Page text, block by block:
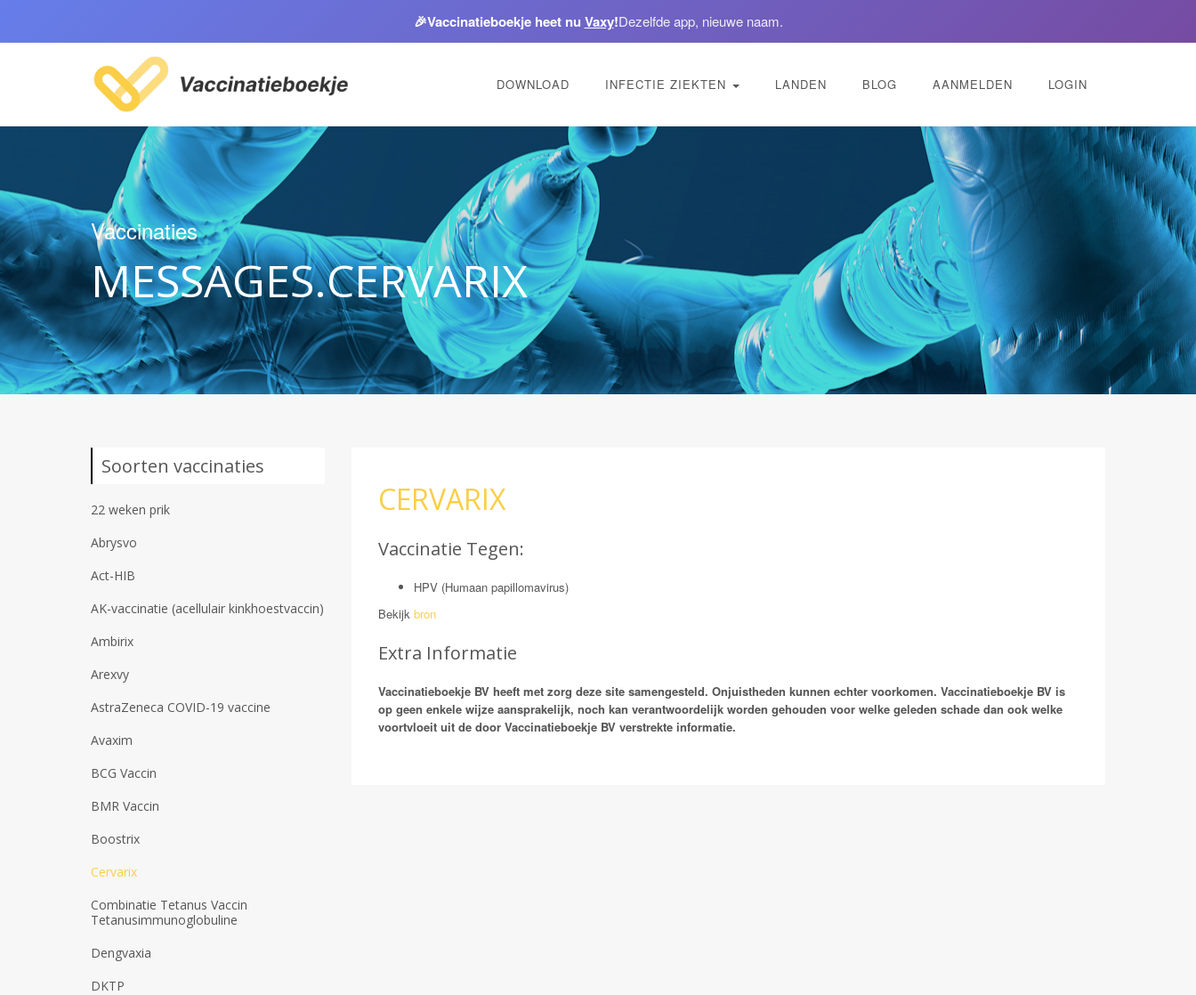
🎉Vaccinatieboekje heet nu Vaxy!Dezelfde app, nieuwe naam.
DOWNLOAD INFECTIE ZIEKTEN LANDEN BLOG AANMELDEN LOGIN
Vaccinaties
MESSAGES.CERVARIX
Soorten vaccinaties
22 weken prik
Abrysvo
Act-HIB
AK-vaccinatie (acellulair kinkhoestvaccin)
Ambirix
Arexvy
AstraZeneca COVID-19 vaccine
Avaxim
BCG Vaccin
BMR Vaccin
Boostrix
Cervarix
Combinatie Tetanus Vaccin
Tetanusimmunoglobuline
Dengvaxia
DKTP
CERVARIX
Vaccinatie Tegen:
HPV (Humaan papillomavirus)
Bekijk bron
Extra Informatie
Vaccinatieboekje BV heeft met zorg deze site samengesteld. Onjuistheden kunnen echter voorkomen. Vaccinatieboekje BV is
op geen enkele wijze aansprakelijk, noch kan verantwoordelijk worden gehouden voor welke geleden schade dan ook welke
voortvloeit uit de door Vaccinatieboekje BV verstrekte informatie.